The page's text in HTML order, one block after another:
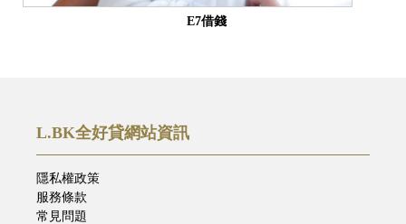
E7借錢
L.BK全好貸網站資訊
隱私權政策
服務條款
常見問題